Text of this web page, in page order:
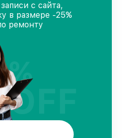
с сайта,
в размере -25%
ремонту
%
OFF